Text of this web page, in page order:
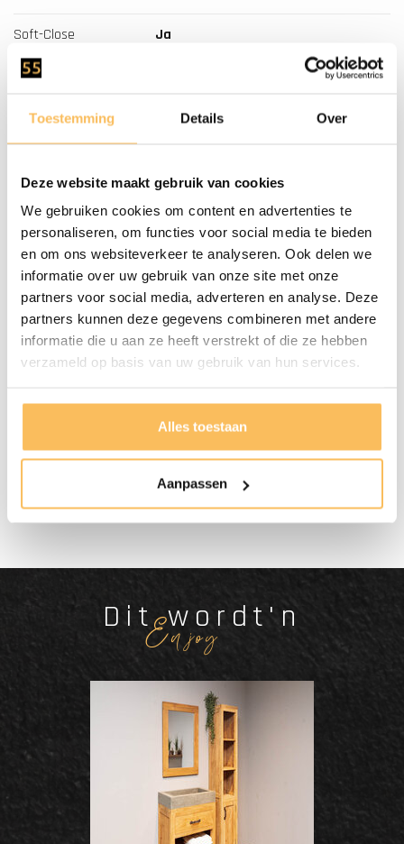
Toestemming Details Over
Deze website maakt gebruik van cookies
We gebruiken cookies om content en advertenties te
personaliseren, om functies voor social media te bieden
en om ons websiteverkeer te analyseren. Ook delen we
informatie over uw gebruik van onze site met onze
partners voor social media, adverteren en analyse. Deze
partners kunnen deze gegevens combineren met andere
informatie die u aan ze heeft verstrekt of die ze hebben
verzameld op basis van uw gebruik van hun services.
Alles toestaan
Aanpassen
Soft-Close Ja
Aantal Kraangaten
Waskom Natuursteen
Geleverd
Onderhoud
Door De Luchtvochtigheid En
Temperatuur Verschil Kan Het Hout
Altijd Nog Iets Werken, Wij Raden
Aan De Lades Na Installatie
Nauwkeurig Af Te Stellen.
vanaf €500.-
Dit wordt'n
Enjoy